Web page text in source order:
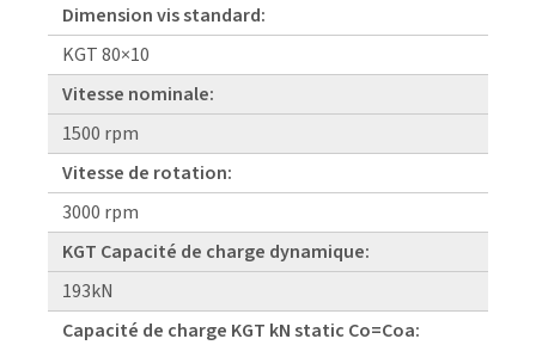
Dimension vis standard:
KGT 80×10
Vitesse nominale:
1500 rpm
Vitesse de rotation:
3000 rpm
KGT Capacité de charge dynamique:
193kN
Capacité de charge KGT kN static Co=Coa: